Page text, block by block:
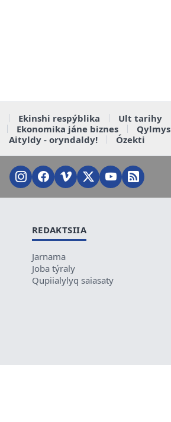
Ekinshi respýblika Ult tarihy
Ekonomika jáne biznes Qylmys
Aityldy - oryndaldy!
Ózekti
REDAKTSIIA
Jarnama
Joba týraly
Qupiialylyq saiasaty